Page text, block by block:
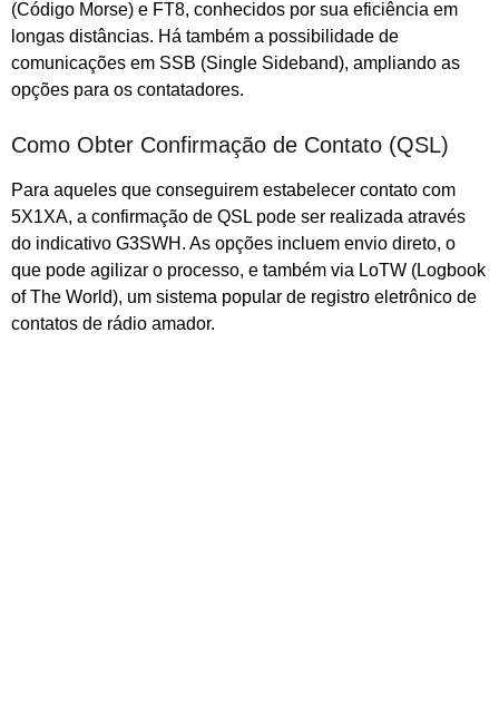
(Código Morse) e FT8, conhecidos por sua eficiência em
longas distâncias. Há também a possibilidade de
comunicações em SSB (Single Sideband), ampliando as
opções para os contatadores.
Como Obter Confirmação de Contato (QSL)
Para aqueles que conseguirem estabelecer contato com
5X1XA, a confirmação de QSL pode ser realizada através
do indicativo G3SWH. As opções incluem envio direto, o
que pode agilizar o processo, e também via LoTW (Logbook
of The World), um sistema popular de registro eletrônico de
contatos de rádio amador.